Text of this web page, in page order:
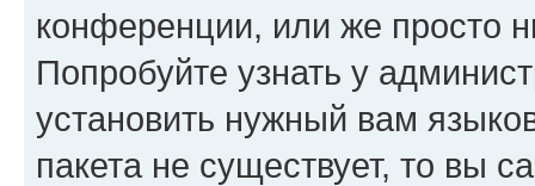
конференции, или же просто
Попробуйте узнать у
установить нужный вам
пакета не существует, то вы